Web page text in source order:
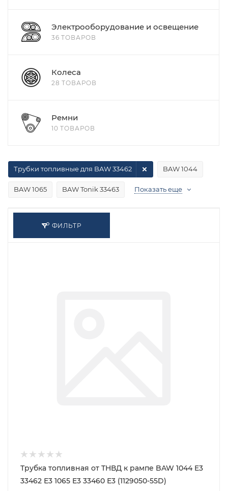
Электрооборудование и освещение
36 ТОВАРОВ
Колеса
28 ТОВАРОВ
Ремни
10 ТОВАРОВ
BAW 1044
BAW 1065 BAW Tonik 33463
Трубки топливные для BAW 33462
Показать еще
ФИЛЬТР
Трубка топливная от TНВД к рампе BAW 1044 E3
33462 Е3 1065 E3 33460 Е3 (1129050-55D)